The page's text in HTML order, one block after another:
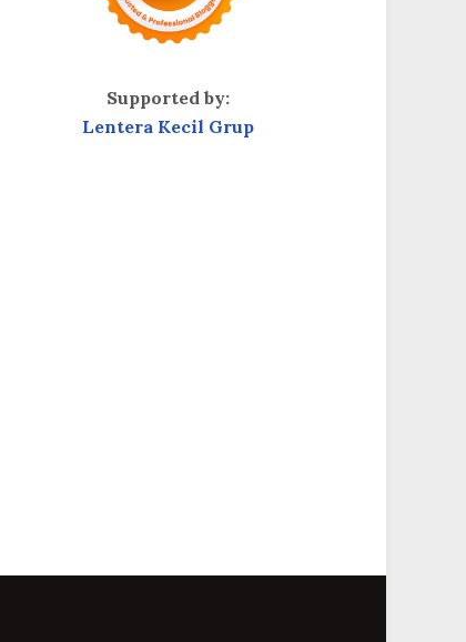
Supported by:
Lentera Kecil Grup